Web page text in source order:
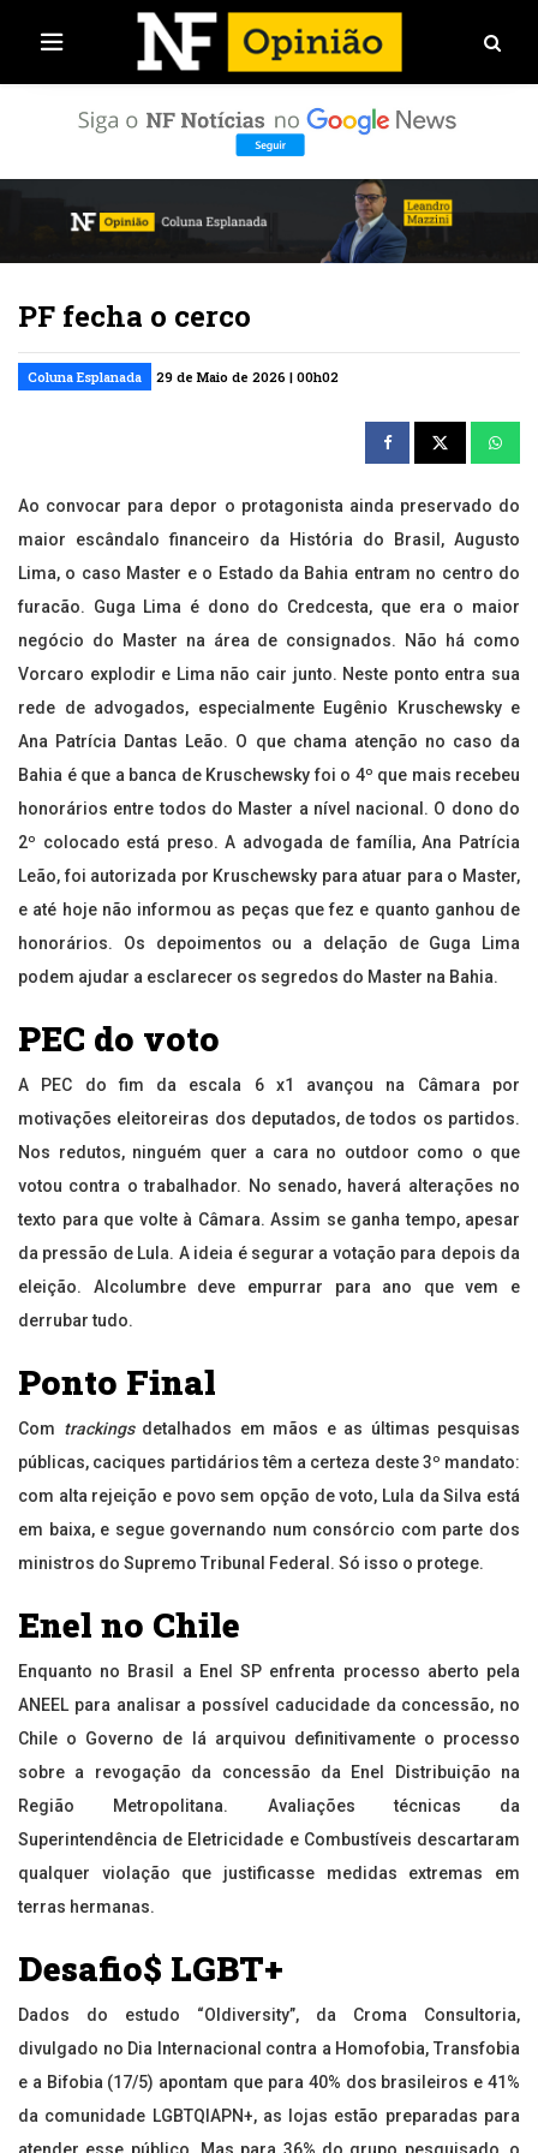
PF fecha o cerco
Coluna Esplanada 29 de Maio de 2026 | 00h02
Ao convocar para depor o protagonista ainda preservado do
maior escândalo financeiro da História do Brasil, Augusto
Lima, o caso Master e o Estado da Bahia entram no centro do
furacão. Guga Lima é dono do Credcesta, que era o maior
negócio do Master na área de consignados. Não há como
Vorcaro explodir e Lima não cair junto. Neste ponto entra sua
rede de advogados, especialmente Eugênio Kruschewsky e
Ana Patrícia Dantas Leão. O que chama atenção no caso da
Bahia é que a banca de Kruschewsky foi o 4º que mais recebeu
honorários entre todos do Master a nível nacional. O dono do
2º colocado está preso. A advogada de família, Ana Patrícia
Leão, foi autorizada por Kruschewsky para atuar para o Master,
e até hoje não informou as peças que fez e quanto ganhou de
honorários. Os depoimentos ou a delação de Guga Lima
podem ajudar a esclarecer os segredos do Master na Bahia.
PEC do voto
A PEC do fim da escala 6 x1 avançou na Câmara por
motivações eleitoreiras dos deputados, de todos os partidos.
Nos redutos, ninguém quer a cara no outdoor como o que
votou contra o trabalhador. No senado, haverá alterações no
texto para que volte à Câmara. Assim se ganha tempo, apesar
da pressão de Lula. A ideia é segurar a votação para depois da
eleição. Alcolumbre deve empurrar para ano que vem e
derrubar tudo.
Ponto Final
Com trackingsdetalhados em mãos e as últimas pesquisas
públicas, caciques partidários têm a certeza deste 3º mandato:
com alta rejeição e povo sem opção de voto, Lula da Silva está
em baixa, e segue governando num consórcio com parte dos
ministros do Supremo Tribunal Federal. Só isso o protege.
Enel no Chile
Enquanto no Brasil a Enel SP enfrenta processo aberto pela
ANEEL para analisar a possível caducidade da concessão, no
Chile o Governo de lá arquivou definitivamente o processo
sobre a revogação da concessão da Enel Distribuição na
Região Metropolitana. Avaliações técnicas da
Superintendência de Eletricidade e Combustíveis descartaram
qualquer violação que justificasse medidas extremas em
terras hermanas.
Desafio$ LGBT+
Dados do estudo “Oldiversity”, da Croma Consultoria,
divulgado no Dia Internacional contra a Homofobia, Transfobia
e a Bifobia (17/5) apontam que para 40% dos brasileiros e 41%
da comunidade LGBTQIAPN+, as lojas estão preparadas para